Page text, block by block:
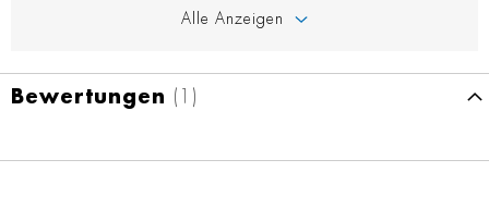
Alle Anzeigen
Bewertungen